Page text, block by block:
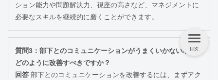
ション能力や問題解決力、視座の高さなど、マネジメントに
必要なスキルを継続的に磨くことができます。
質問3：部下とのコミュニケーションがうまくいかない場合、
どのように改善すべきですか？
回答 部下とのコミュニケーションを改善するには、まずアク
目次